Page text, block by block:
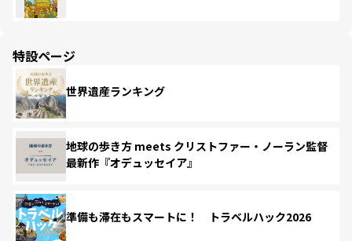
特設ページ
世界遺産ランキング
地球の歩き方 meets クリストファー・ノーラン監督
最新作『オデュッセイア』
準備も滞在もスマートに！ トラベルハック2026